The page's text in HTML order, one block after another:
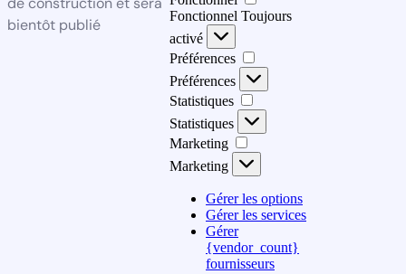
bientôt publié
Fonctionnel Toujours
activé
Préférences
Préférences
Statistiques
Statistiques
Marketing
Marketing
Gérer les options
Gérer les services
Gérer
{vendor_count}
fournisseurs